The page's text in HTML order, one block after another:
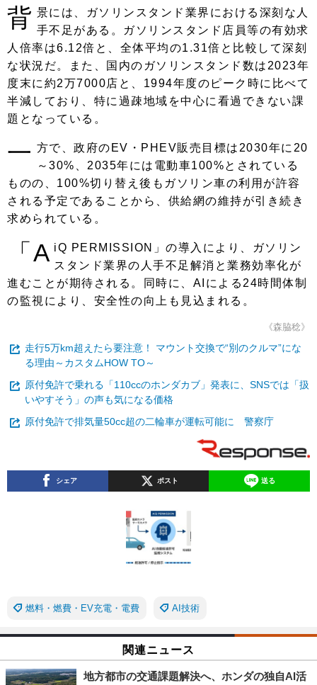
背 景には、ガソリンスタンド業界における深刻な人
手不足がある。ガソリンスタンド店員等の有効求
人倍率は6.12倍と、全体平均の1.31倍と比較して深刻
な状況だ。また、国内のガソリンスタンド数は2023年
度末に約2万7000店と、1994年度のピーク時に比べて
半減しており、特に過疎地域を中心に看過できない課
題となっている。
一 方で、政府のEV・PHEV販売目標は2030年に20
～30%、2035年には電動車100%とされている
ものの、100%切り替え後もガソリン車の利用が許容
される予定であることから、供給網の維持が引き続き
求められている。
「A iQ PERMISSION」の導入により、ガソリン
スタンド業界の人手不足解消と業務効率化が
進むことが期待される。同時に、AIによる24時間体制
の監視により、安全性の向上も見込まれる。
《森脇稔》
走行5万km超えたら要注意！ マウント交換で“別のクルマ”にな
る理由～カスタムHOW TO～
原付免許で乗れる「110ccのホンダカブ」発表に、SNSでは「扱
いやすそう」の声も気になる価格
原付免許で排気量50cc超の二輪車が運転可能に 警察庁
シェア ポスト 送る
燃料・燃費・EV充電・電費 AI技術
関連ニュース
地方都市の交通課題解決へ、ホンダの独自AI活